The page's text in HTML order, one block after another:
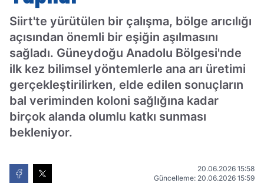
Siirt'te yürütülen bir çalışma, bölge arıcılığı
açısından önemli bir eşiğin aşılmasını
sağladı. Güneydoğu Anadolu Bölgesi'nde
ilk kez bilimsel yöntemlerle ana arı üretimi
gerçekleştirilirken, elde edilen sonuçların
bal veriminden koloni sağlığına kadar
birçok alanda olumlu katkı sunması
bekleniyor.
20.06.2026 15:58
Güncelleme: 20.06.2026 15:59